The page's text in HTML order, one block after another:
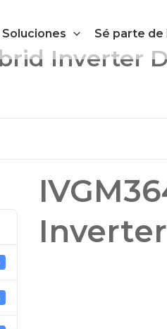
Soluciones Sé parte de
Inverter